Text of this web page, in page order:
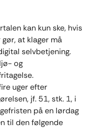
kan kun ske, hvis
at klager må
selvbetjening.
og
uger efter
jf. 51, stk. 1, i
på en lørdag
til den følgende